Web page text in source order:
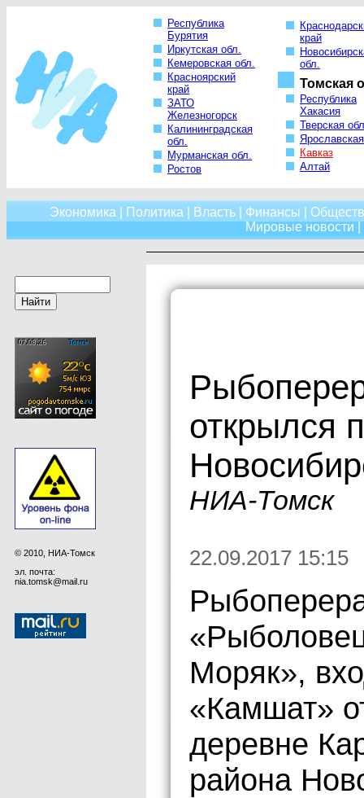
Республика
Бурятия
Иркутская обл.
Кемеровская обл.
Красноярский
край
ЗАТО
Железногорск
Калининградская
обл.
Мурманская обл.
Ростов
край
обл.
Томская
Республика
Хакасия
Тверская
Кавказ
Алтай
Экономика Политика Власть| Финансы
Мировые новости
© 2010, НИА-Томск
эл. почта:
nia.tomsk@mail.ru
открылся
НИА-Томск
22.09.2017 15:15
Моряк»,
«Камшат»
деревне
района